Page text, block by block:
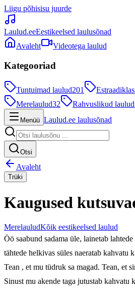
Liigu põhisisu juurde
Laulud.eeEestikeelsed laulusõnad
Avaleht
Videotega laulud
Kategooriad
Tuntuimad laulud201
Merelaulud32 Rahvuslikud laulud
Menüü Laulud.ee laulusõnad
Otsi
Avaleht
Trüki
Kaugused
MerelauludKõik eestikeelsed laulud
Öö saabund sadama üle, lainetab lahtede
tähtede helkivas süles naeratab kahvatu
Tean , et mu tüdruk sa magad. Tean, et
Sinust mu akende taga jutustab kahvatu